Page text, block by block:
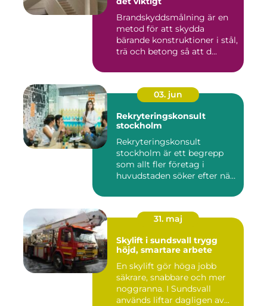
Brandskyddsmålning är en
metod för att skydda
bärande konstruktioner i stål,
trä och betong så att d...
03. jun
Rekryteringskonsult
stockholm
Rekryteringskonsult
stockholm är ett begrepp
som allt fler företag i
huvudstaden söker efter när
31. maj
Skylift i sundsvall trygg
höjd, smartare arbete
En skylift gör höga jobb
säkrare, snabbare och mer
noggranna. I Sundsvall
används liftar dagligen av...